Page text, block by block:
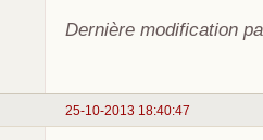
Dernière modification
25-10-2013 18:40:47